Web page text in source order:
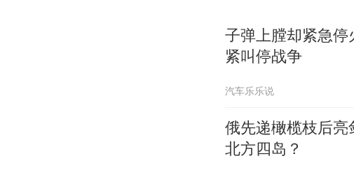
人
子弹上膛却紧急
紧叫停战争
汽车乐乐说
俄先递橄榄枝后
北方四岛？